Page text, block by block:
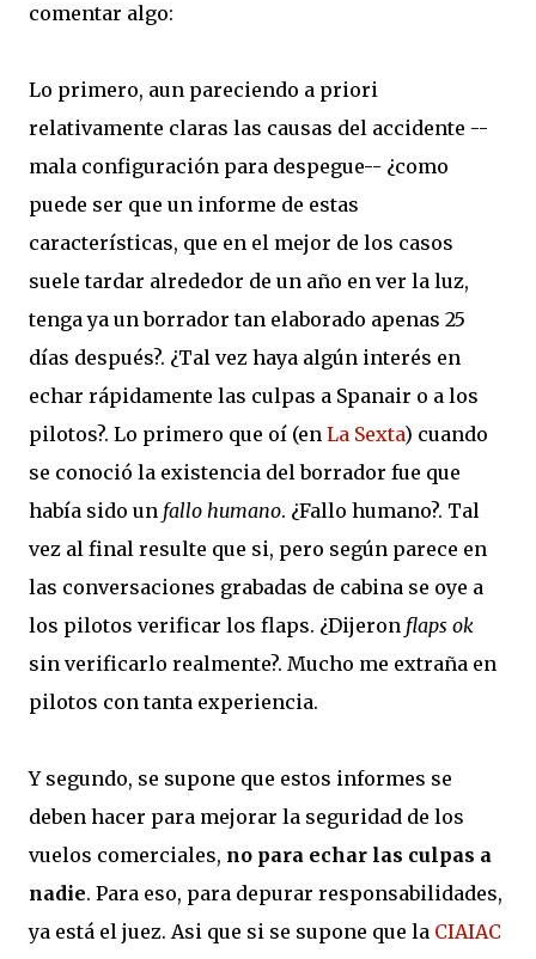
comentar algo:
Lo primero, aun pareciendo a priori
relativamente claras las causas del accidente --
mala configuración para despegue-- ¿como
puede ser que un informe de estas
características, que en el mejor de los casos
suele tardar alrededor de un año en ver la luz,
tenga ya un borrador tan elaborado apenas 25
días después?. ¿Tal vez haya algún interés en
echar rápidamente las culpas a Spanair o a los
pilotos?. Lo primero que oí (en La Sexta) cuando
se conoció la existencia del borrador fue que
había sido un fallo humano. ¿Fallo humano?. Tal
vez al final resulte que si, pero según parece en
las conversaciones grabadas de cabina se oye a
los pilotos verificar los flaps. ¿Dijeron flaps ok
sin verificarlo realmente?. Mucho me extraña en
pilotos con tanta experiencia.
Y segundo, se supone que estos informes se
deben hacer para mejorar la seguridad de los
vuelos comerciales, no para echar las culpas a
nadie. Para eso, para depurar responsabilidades,
ya está el juez. Asi que si se supone que la CIAIAC